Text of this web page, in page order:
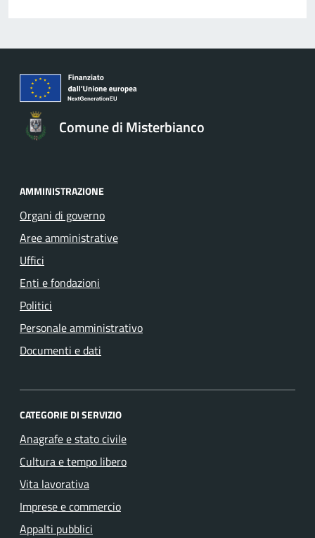
Comune di Misterbianco
AMMINISTRAZIONE
Organi di governo
Aree amministrative
Uffici
Enti e fondazioni
Politici
Personale amministrativo
Documenti e dati
CATEGORIE DI SERVIZIO
Anagrafe e stato civile
Cultura e tempo libero
Vita lavorativa
Imprese e commercio
Appalti pubblici